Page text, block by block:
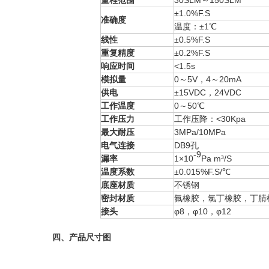
准确度
±1.0%F.S
温度：±1℃
线性
±0.5%F.S
重复精度
±0.2%F.S
响应时间
<1.5s
模拟量
0～5V，4～20mA
供电
±15VDC，24VDC
工作温度
0～50℃
工作压力
工作压降：<30Kpa
最大耐压
3MPa/10MPa
电气连接
DB9孔
漏率
1×10-9Pa m³/S
温度系数
±0.015%F.S/℃
底座材质
不锈钢
密封材质
氟橡胶，氯丁橡胶，丁腈
接头
φ8，φ10， φ12
四、产品尺寸图